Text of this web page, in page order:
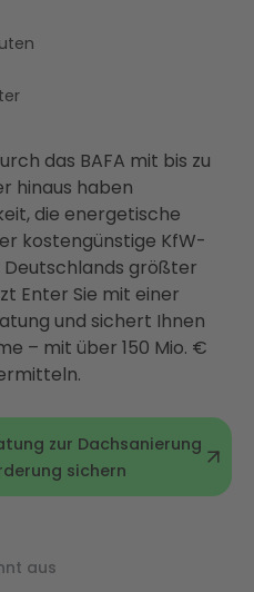
das BAFA mit bis zu
hinaus haben
die energetische
kostengünstige KfW-
Deutschlands größter
Enter Sie mit einer
und sichert Ihnen
– mit über 150 Mio. €
zur Dachsanierung
sichern
aus